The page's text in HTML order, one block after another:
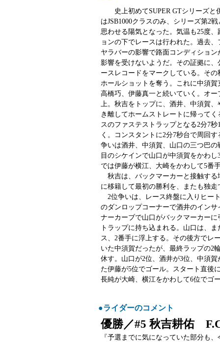
史上初めてSUPER GTシリーズと
はJSB1000クラスのみ、シリーズ第2
思わせる陽気となった。気温も25度
ョンの下でレースは行われた。過去
ヤラバーの影響で路面コンディショ
影響を受けないようだ。その証拠に
ースレコードをマークしている。そ
ホールショットを奪う。これに中須
高橋巧、伊藤真一と続いていく。オ
上。秋吉をトップに、酒井、中須賀
き離してホームストレートに帰って
スのファステストラップとなる2分7
く。コンスタントに2分7秒台で周回
争いは酒井、中須賀、山口の三つ巴
目のシケインで山口が中須賀をかわ
では伊藤が横江、大崎をかわして5番
秋吉は、バックマーカーと接触する
に移籍して最初の勝利を、またも独走
2位争いは、レース終盤に入りヒー
のダンロップコーナーで酒井のイン
ナーカーブで山口がバックマーカー
トラップに持ち込まれる。山口は、
ス、2番手に浮上する。その後方でレ
いた中須賀だったが、最終ラップの2
休す。山口が2位、酒井が3位、中須
た伊藤が5位でゴール。スタート直後
長純が大崎、横江をかわして6位でゴ
●ライダーのコメント
優勝／#5 秋吉耕佑
『予選までに気になっていた部分も